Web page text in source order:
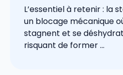
L’essentiel à retenir : la
un blocage mécanique
stagnent et se
risquant de former ...